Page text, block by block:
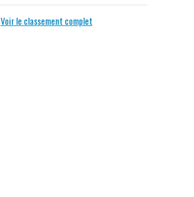
Voir le classement complet